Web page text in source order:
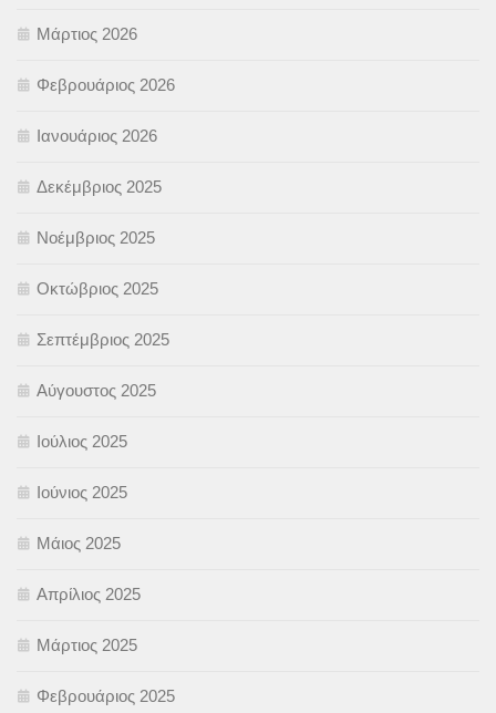
Μάρτιος 2026
Φεβρουάριος 2026
Ιανουάριος 2026
Δεκέμβριος 2025
Νοέμβριος 2025
Οκτώβριος 2025
Σεπτέμβριος 2025
Αύγουστος 2025
Ιούλιος 2025
Ιούνιος 2025
Μάιος 2025
Απρίλιος 2025
Μάρτιος 2025
Φεβρουάριος 2025